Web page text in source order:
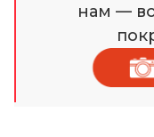
нам —